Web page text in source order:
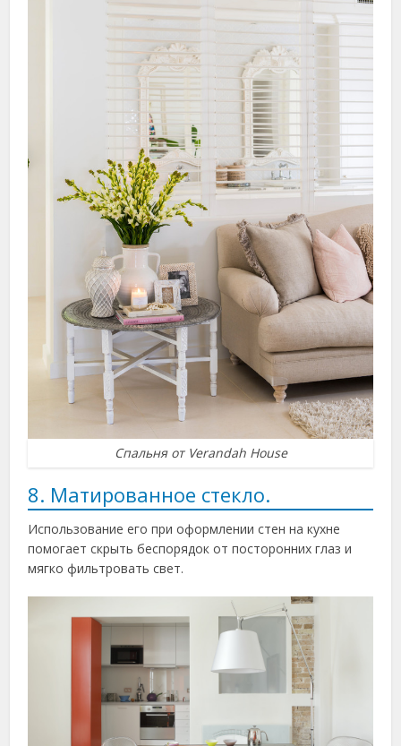
Спальня от Verandah House
8. Матированное стекло.
Использование его при оформлении стен на кухне
помогает скрыть беспорядок от посторонних глаз и
мягко фильтровать свет.